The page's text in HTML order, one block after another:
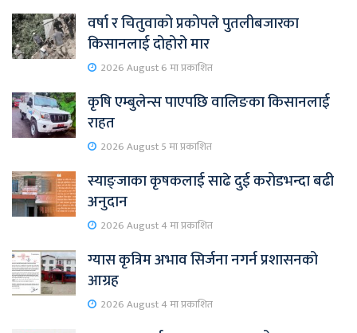
वर्षा र चितुवाको प्रकोपले पुतलीबजारका
किसानलाई दोहोरो मार
2026 August 6 मा प्रकाशित
कृषि एम्बुलेन्स पाएपछि वालिङका किसानलाई
राहत
2026 August 5 मा प्रकाशित
स्याङ्जाका कृषकलाई साढे दुई करोडभन्दा बढी
अनुदान
2026 August 4 मा प्रकाशित
ग्यास कृत्रिम अभाव सिर्जना नगर्न प्रशासनको
आग्रह
2026 August 4 मा प्रकाशित